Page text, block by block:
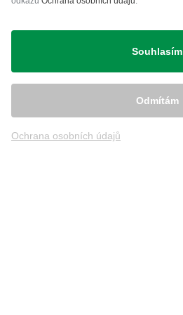
Přeprava
Souhlasím
Odmítám
Ochrana osobních údajů